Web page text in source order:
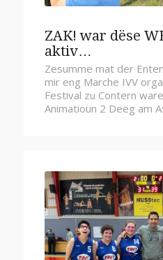
ZAK! war dëse
aktiv…
Zesumme mat der
mir eng Marche IVV
Festival zu Contern
Animatioun 2 Deeg am